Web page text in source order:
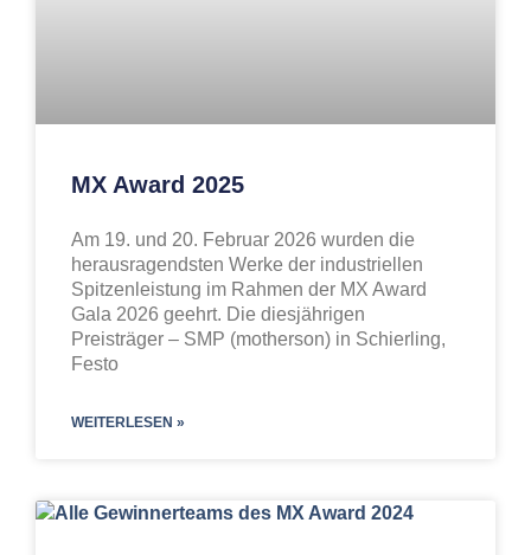
MX Award 2025
Am 19. und 20. Februar 2026 wurden die
herausragendsten Werke der industriellen
Spitzenleistung im Rahmen der MX Award
Gala 2026 geehrt. Die diesjährigen
Preisträger – SMP (motherson) in Schierling,
Festo
WEITERLESEN »